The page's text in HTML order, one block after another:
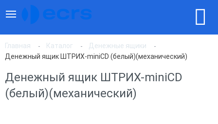
Главная Каталог
Денежные ящики
Денежный ящик ШТРИХ-miniCD (белый)(механический)
Денежный ящик ШТРИХ-miniCD
(белый)(механический)